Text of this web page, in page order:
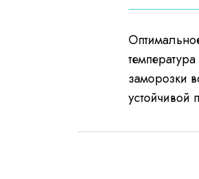
заморозки
устойчивой